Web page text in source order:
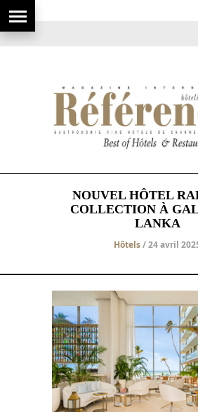
NOUVEL HÔTEL
COLLECTION À
LANKA
Hôtels/ 24 avril